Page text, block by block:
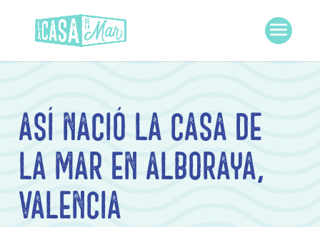
Así nació La Casa de
la Mar en Alboraya,
Valencia